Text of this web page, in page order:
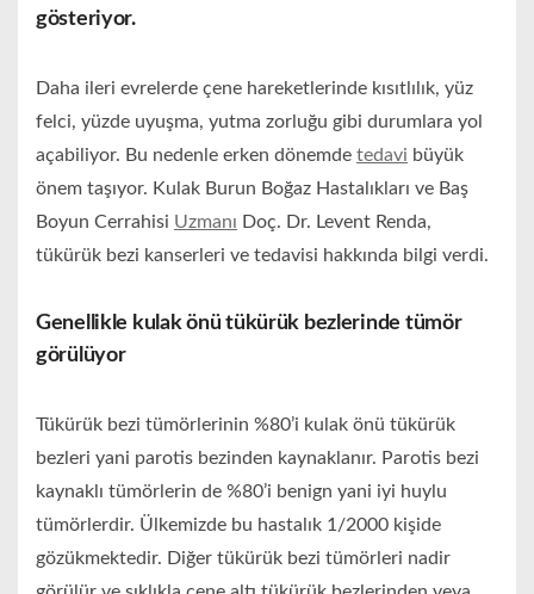
gösteriyor.
Daha ileri evrelerde çene hareketlerinde kısıtlılık, yüz
felci, yüzde uyuşma, yutma zorluğu gibi durumlara yol
açabiliyor. Bu nedenle erken dönemde tedavi büyük
önem taşıyor. Kulak Burun Boğaz Hastalıkları ve Baş
Boyun Cerrahisi Uzmanı Doç. Dr. Levent Renda,
tükürük bezi kanserleri ve tedavisi hakkında bilgi verdi.
Genellikle kulak önü tükürük bezlerinde tümör
görülüyor
Tükürük bezi tümörlerinin %80’i kulak önü tükürük
bezleri yani parotis bezinden kaynaklanır. Parotis bezi
kaynaklı tümörlerin de %80’i benign yani iyi huylu
tümörlerdir. Ülkemizde bu hastalık 1/2000 kişide
gözükmektedir. Diğer tükürük bezi tümörleri nadir